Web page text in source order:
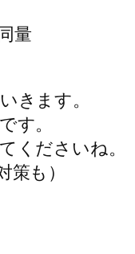
量
きます。
す。
くださいね。
も）